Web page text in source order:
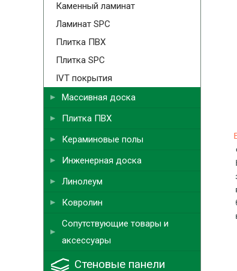
Каменный ламинат
Ламинат SPC
Плитка ПВХ
Плитка SPC
IVT покрытия
Массивная доска
Плитка ПВХ
Кераминовые полы
Инженерная доска
Линолеум
Ковролин
Сопутствующие товары и
аксессуары
Стеновые панели